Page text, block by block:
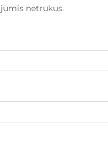
netrukus.